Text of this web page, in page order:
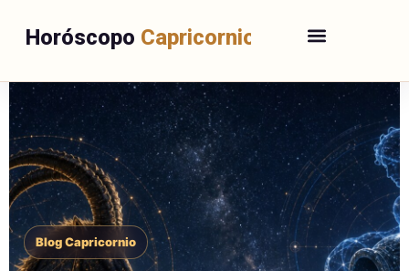
Horóscopo Capricornio
Blog Capricornio